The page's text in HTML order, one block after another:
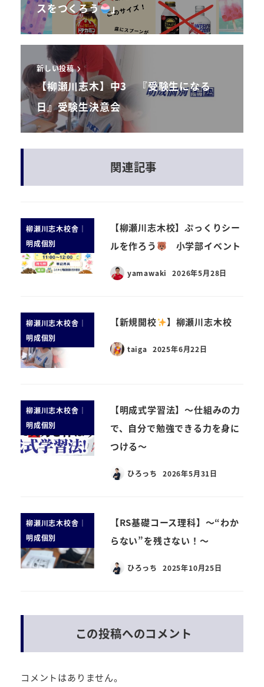
スをつくろう
」
新しい投稿
【柳瀬川志木】中3 『受験生になる
日』受験生決意会
関連記事
柳瀬川志木校舎｜
明成個別
【柳瀬川志木校】ぷっくりシー
ルを作ろう
小学部イベント
yamawaki 2026年5月28日
柳瀬川志木校舎｜
明成個別
【新規開校 】柳瀬川志木校
taiga 2025年6月22日
柳瀬川志木校舎｜
明成個別
【明成式学習法】～仕組みの力
で、自分で勉強できる力を身に
つける～
ひろっち 2026年5月31日
柳瀬川志木校舎｜
明成個別
【RS基礎コース理科】～“わか
らない”を残さない！～
ひろっち 2025年10月25日
この投稿へのコメント
コメントはありません。